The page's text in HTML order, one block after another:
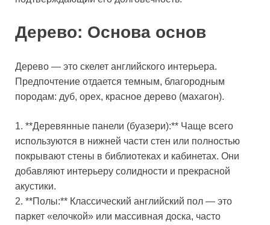
Дерево: Основа основ
Дерево — это скелет английского интерьера.
Предпочтение отдается темным, благородным
породам: дуб, орех, красное дерево (махагон).
1. **Деревянные панели (буазери):** Чаще всего
используются в нижней части стен или полностью
покрывают стены в библиотеках и кабинетах. Они
добавляют интерьеру солидности и прекрасной
акустики.
2. **Полы:** Классический английский пол — это
паркет «елочкой» или массивная доска, часто